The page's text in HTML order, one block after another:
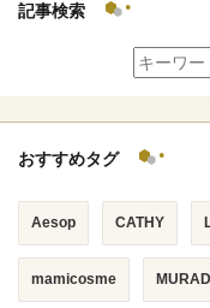
記事検索
おすすめタグ
Aesop CATHY
mamicosme MURAD